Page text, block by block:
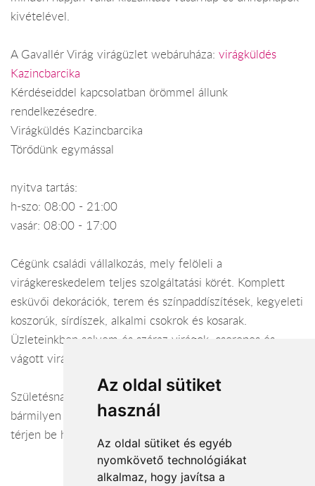
Az oldal sütiket
használ
Az oldal sütiket és egyéb
nyomkövető technológiákat
alkalmaz, hogy javítsa a
kivételével.
A Gavallér Virág virágüzlet webáruháza: virágküldés
Kazincbarcika
Kérdéseiddel kapcsolatban örömmel állunk
rendelkezésedre.
Virágküldés Kazincbarcika
Törődünk egymással
nyitva tartás:
h-szo: 08:00 - 21:00
vasár: 08:00 - 17:00
Cégünk családi vállalkozás, mely felöleli a
virágkereskedelem teljes szolgáltatási körét. Komplett
esküvői dekorációk, terem és színpaddíszítések, kegyeleti
koszorúk, sírdíszek, alkalmi csokrok és kosarak.
Üzleteinkben selyem és száraz virágok, cserepes és
vágott virágok nagy választéka megtalálható.
Születésnap, névnap, köszöntő, díszítés, gyász... Ha
bármilyen alkalomra virággal szeretne kedveskedni,
térjen be hozzánk, és mi csokorba kötjük az elképzelését!